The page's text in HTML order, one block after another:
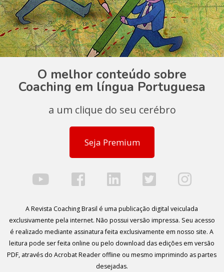
O melhor conteúdo sobre
Coaching em língua Portuguesa
a um clique do seu cerébro
Seja Premium
A Revista Coaching Brasil é uma publicação digital veiculada
exclusivamente pela internet. Não possui versão impressa. Seu acesso
é realizado mediante assinatura feita exclusivamente em nosso site. A
leitura pode ser feita online ou pelo download das edições em versão
PDF, através do Acrobat Reader offline ou mesmo imprimindo as partes
desejadas.